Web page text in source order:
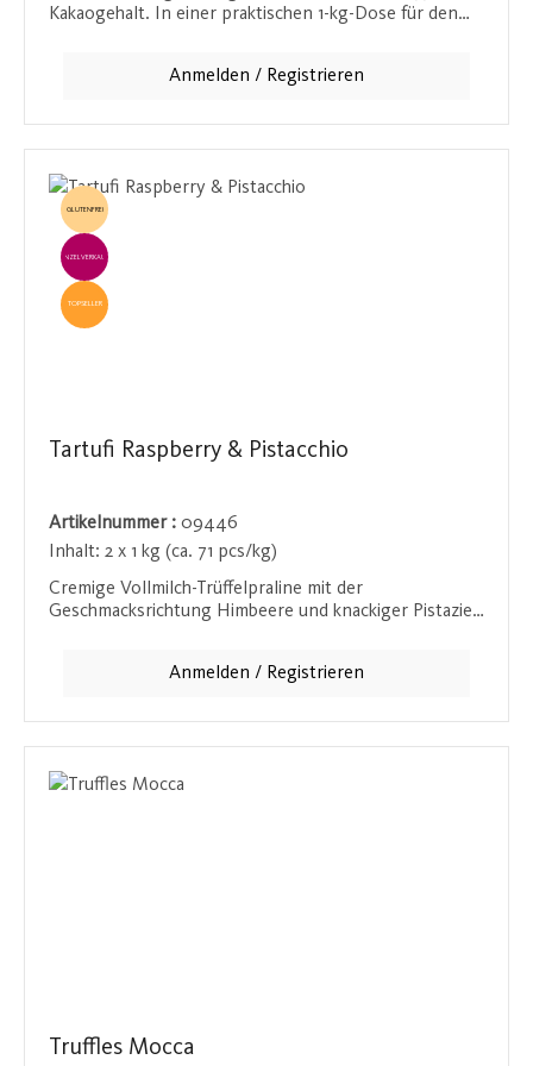
Kakaogehalt. In einer praktischen 1-kg-Dose für den
intensiven Geschmack von echter Schokolade
Anmelden / Registrieren
GLUTENFREI
EINZELVERKAUF
TOPSELLER
Tartufi Raspberry & Pistacchio
Artikelnummer : 09446
Inhalt: 2 x 1 kg (ca. 71 pcs/kg)
Cremige Vollmilch-Trüffelpraline mit der
Geschmacksrichtung Himbeere und knackiger Pistazie
und der Weichheit der Vollmilchschokolade. Ein Genuss
Anmelden / Registrieren
Truffles Mocca